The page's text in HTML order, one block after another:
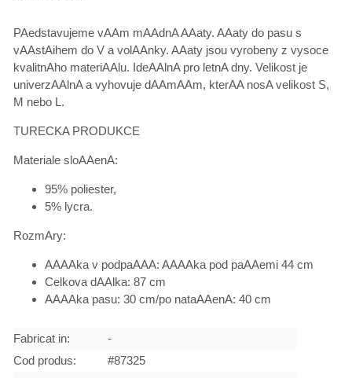
PAedstavujeme vAAm mAAdnA AAaty. AAaty do pasu s
vAAstAihem do V a volAAnky. AAaty jsou vyrobeny z vysoce
kvalitnAho materiAAlu. IdeAAlnA pro letnA dny. Velikost je
univerzAAlnA a vyhovuje dAAmAAm, kterAA nosA velikost S,
M nebo L.
TURECKA PRODUKCE
Materiale sloAAenA:
95% poliester,
5% lycra.
RozmAry:
AAAAka v podpaAAA: AAAAka pod paAAemi 44 cm
Celkova dAAlka: 87 cm
AAAAka pasu: 30 cm/po nataAAenA: 40 cm
Fabricat in:
-
Cod produs:
#87325